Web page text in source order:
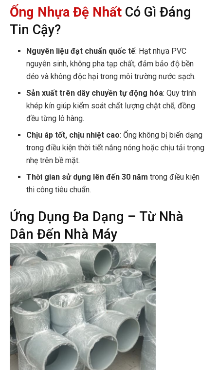
Ống Nhựa Đệ Nhất Có Gì Đáng
Tin Cậy?
Nguyên liệu đạt chuẩn quốc tế: Hạt nhựa PVC
nguyên sinh, không pha tạp chất, đảm bảo độ bền
dẻo và không độc hại trong môi trường nước sạch.
Sản xuất trên dây chuyền tự động hóa: Quy trình
khép kín giúp kiểm soát chất lượng chặt chẽ, đồng
đều từng lô hàng.
Chịu áp tốt, chịu nhiệt cao: Ống không bị biến dạng
trong điều kiện thời tiết nắng nóng hoặc chịu tải trọng
nhẹ trên bề mặt.
Thời gian sử dụng lên đến 30 năm trong điều kiện
thi công tiêu chuẩn.
Ứng Dụng Đa Dạng – Từ Nhà
Dân Đến Nhà Máy